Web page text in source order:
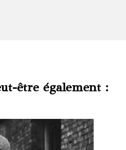
être également :